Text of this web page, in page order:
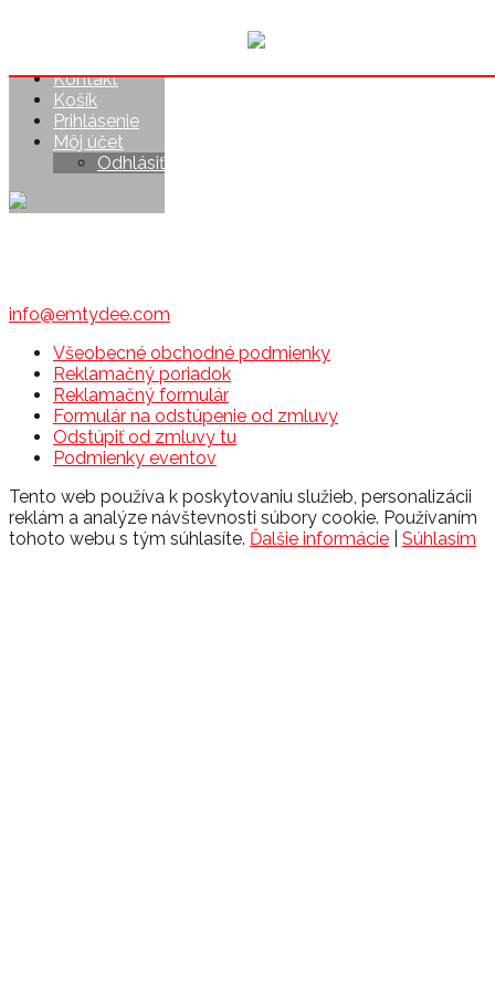
Kontakt
Košík
Prihlásenie
Môj účet
Odhlásiť
info@emtydee.com
Všeobecné obchodné podmienky
Reklamačný poriadok
Reklamačný formulár
Formulár na odstúpenie od zmluvy
Odstúpiť od zmluvy tu
Podmienky eventov
Tento web používa k poskytovaniu služieb, personalizácii
reklám a analýze návštevnosti súbory cookie. Používaním
tohoto webu s tým súhlasíte. Ďalšie informácie Súhlasím